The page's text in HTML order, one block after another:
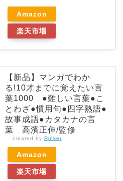
Amazon
楽天市場
【新品】マンガでわか
る!10才までに覚えたい言
葉1000 ●難しい言葉●こ
とわざ●慣用句●四字熟語●
故事成語●カタカナの言
葉 高濱正伸/監修
created by Rinker
Amazon
楽天市場